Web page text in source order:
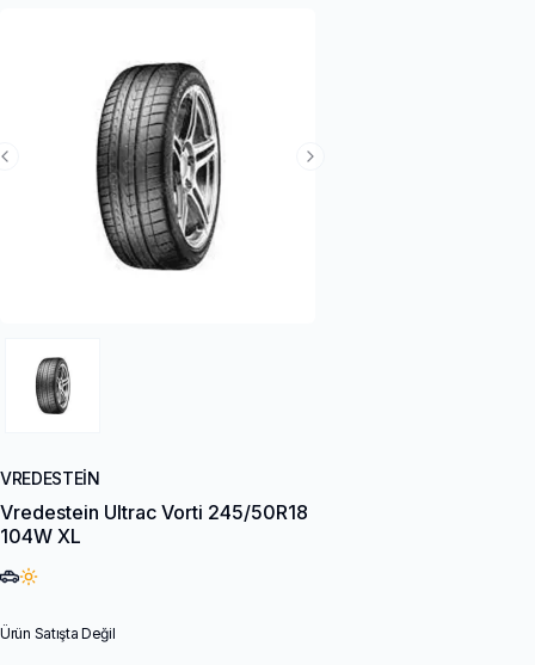
Next Slide
Previous Slide
VREDESTEIN
Vredestein Ultrac Vorti 245/50R18
104W XL
Ürün Satışta Değil